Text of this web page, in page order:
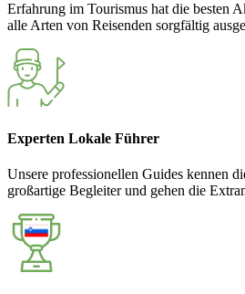
Erfahrung im Tourismus hat die besten
alle Arten von Reisenden sorgfältig
Experten Lokale Führer
Unsere professionellen Guides kennen
großartige Begleiter und gehen die